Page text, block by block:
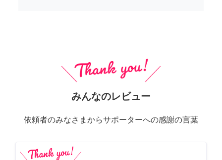
みんなのレビュー
依頼者のみなさまからサポーターへの感謝の言葉